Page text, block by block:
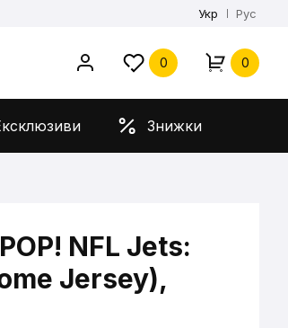
Укр Рус
0 0
Знижки
NFL Jets:
Jersey),